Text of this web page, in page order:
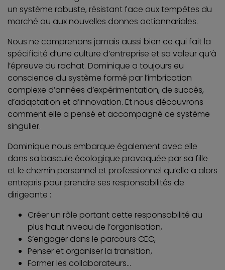
un système robuste, résistant face aux tempêtes du
marché ou aux nouvelles donnes actionnariales.
Nous ne comprenons jamais aussi bien ce qui fait la
spécificité d’une culture d’entreprise et sa valeur qu’à
l’épreuve du rachat. Dominique a toujours eu
conscience du système formé par l’imbrication
complexe d’années d’expérimentation, de succès,
d’adaptation et d’innovation. Et nous découvrons
comment elle a pensé et accompagné ce système
singulier.
Dominique nous embarque également avec elle
dans sa bascule écologique provoquée par sa fille
et le chemin personnel et professionnel qu’elle a alors
entrepris pour prendre ses responsabilités de
dirigeante :
Créer un rôle portant cette responsabilité au
plus haut niveau de l’organisation,
S’engager dans le parcours CEC,
Penser et organiser la transition,
Former les collaborateurs…